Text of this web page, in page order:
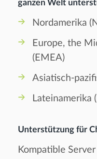
ganzen Welt
Nordamerika
Europe, the
(EMEA)
Asiatisch-
Lateinamerika
Unterstützung für
Kompatible